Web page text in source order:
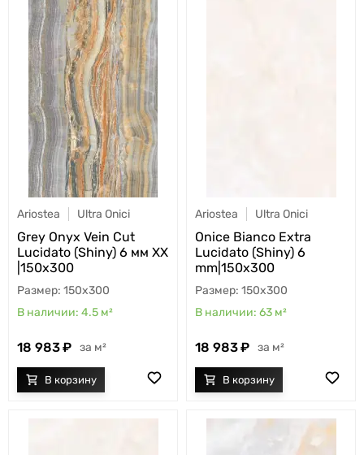
Ariostea Ultra Onici
Grey Onyx Vein Cut
Lucidato (Shiny) 6 мм XX
|150x300
150x300
4.5 м²
18 983 м²
Ariostea Ultra Onici
Onice Bianco Extra
Lucidato (Shiny) 6
mm|150x300
150x300
63 м²
18 983 м²